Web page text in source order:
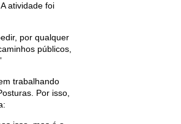
atividade foi
por qualquer
públicos,
trabalhando
Por isso,